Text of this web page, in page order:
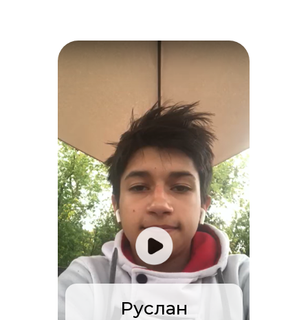
Руслан